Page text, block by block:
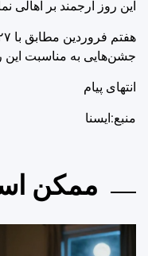
این روز ارجمند بر اهالی
جشن‌هایی به مناسبت
انتهای پیام
منبع:ایسنا
ممکن